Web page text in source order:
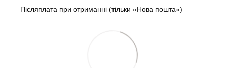
Післяплата при отриманні (тільки «Нова пошта»)